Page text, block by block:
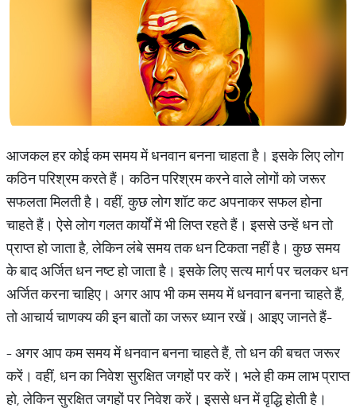
आजकल हर कोई कम समय में धनवान बनना चाहता है। इसके लिए लोग
कठिन परिश्रम करते हैं। कठिन परिश्रम करने वाले लोगों को जरूर
सफलता मिलती है। वहीं, कुछ लोग शॉट कट अपनाकर सफल होना
चाहते हैं। ऐसे लोग गलत कार्यों में भी लिप्त रहते हैं। इससे उन्हें धन तो
प्राप्त हो जाता है, लेकिन लंबे समय तक धन टिकता नहीं है। कुछ समय
के बाद अर्जित धन नष्ट हो जाता है। इसके लिए सत्य मार्ग पर चलकर धन
अर्जित करना चाहिए। अगर आप भी कम समय में धनवान बनना चाहते हैं,
तो आचार्य चाणक्य की इन बातों का जरूर ध्यान रखें। आइए जानते हैं-
- अगर आप कम समय में धनवान बनना चाहते हैं, तो धन की बचत जरूर
करें। वहीं, धन का निवेश सुरक्षित जगहों पर करें। भले ही कम लाभ प्राप्त
हो, लेकिन सुरक्षित जगहों पर निवेश करें। इससे धन में वृद्धि होती है।